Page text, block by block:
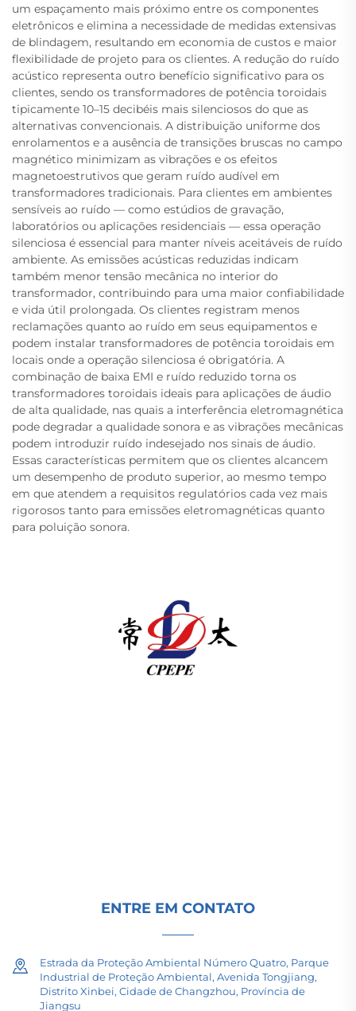
um espaçamento mais próximo entre os componentes
eletrônicos e elimina a necessidade de medidas extensivas
de blindagem, resultando em economia de custos e maior
flexibilidade de projeto para os clientes. A redução do ruído
acústico representa outro benefício significativo para os
clientes, sendo os transformadores de potência toroidais
tipicamente 10–15 decibéis mais silenciosos do que as
alternativas convencionais. A distribuição uniforme dos
enrolamentos e a ausência de transições bruscas no campo
magnético minimizam as vibrações e os efeitos
magnetoestrutivos que geram ruído audível em
transformadores tradicionais. Para clientes em ambientes
sensíveis ao ruído — como estúdios de gravação,
laboratórios ou aplicações residenciais — essa operação
silenciosa é essencial para manter níveis aceitáveis de ruído
ambiente. As emissões acústicas reduzidas indicam
também menor tensão mecânica no interior do
transformador, contribuindo para uma maior confiabilidade
e vida útil prolongada. Os clientes registram menos
reclamações quanto ao ruído em seus equipamentos e
podem instalar transformadores de potência toroidais em
locais onde a operação silenciosa é obrigatória. A
combinação de baixa EMI e ruído reduzido torna os
transformadores toroidais ideais para aplicações de áudio
de alta qualidade, nas quais a interferência eletromagnética
pode degradar a qualidade sonora e as vibrações mecânicas
podem introduzir ruído indesejado nos sinais de áudio.
Essas características permitem que os clientes alcancem
um desempenho de produto superior, ao mesmo tempo
em que atendem a requisitos regulatórios cada vez mais
rigorosos tanto para emissões eletromagnéticas quanto
para poluição sonora.
ENTRE EM CONTATO
Estrada da Proteção Ambiental Número Quatro, Parque
Industrial de Proteção Ambiental, Avenida Tongjiang,
Distrito Xinbei, Cidade de Changzhou, Província de
Jiangsu